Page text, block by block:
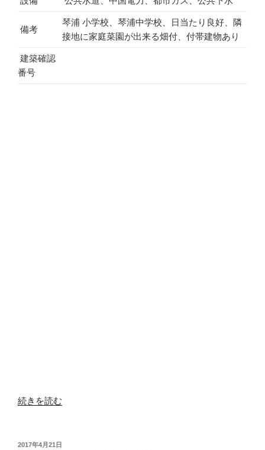
備考
琴浦 小学校、琴浦中学校、日当たり良好、隣
接地に家庭菜園が出来る畑付、付帯建物あり
建築確認
番号
“中
建
続きを読む
投
2017年4月21日